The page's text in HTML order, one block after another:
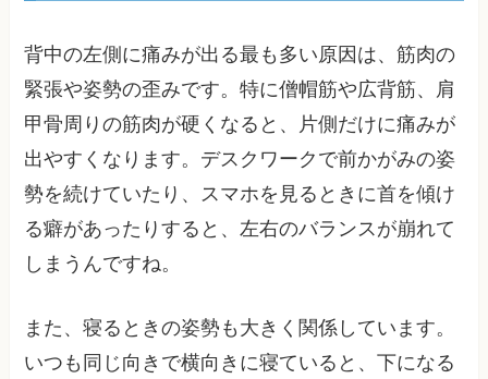
背中の左側に痛みが出る最も多い原因は、筋肉の
緊張や姿勢の歪みです。特に僧帽筋や広背筋、肩
甲骨周りの筋肉が硬くなると、片側だけに痛みが
出やすくなります。デスクワークで前かがみの姿
勢を続けていたり、スマホを見るときに首を傾け
る癖があったりすると、左右のバランスが崩れて
しまうんですね。
また、寝るときの姿勢も大きく関係しています。
いつも同じ向きで横向きに寝ていると、下になる